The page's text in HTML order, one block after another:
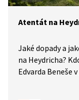
Atentát na
Jaké dopady a
na Heydricha?
Edvarda Beneše